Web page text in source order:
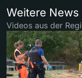
Weitere News
Videos aus der